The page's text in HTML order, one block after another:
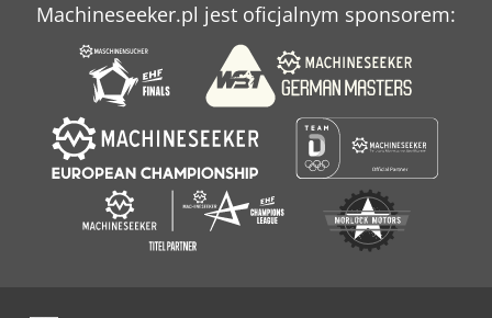
Machineseeker.pl jest oficjalnym sponsorem: